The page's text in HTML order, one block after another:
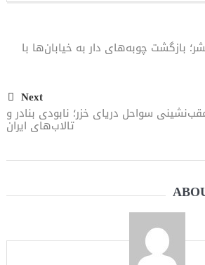
السید اسرائیل‌ستیز، خبر خوبی برای
بازگشت چوبه‌های دار به خیابان‌ها با
Next
سواحل دریای خزر؛ نابودی بنادر و
تالاب‌های ایران